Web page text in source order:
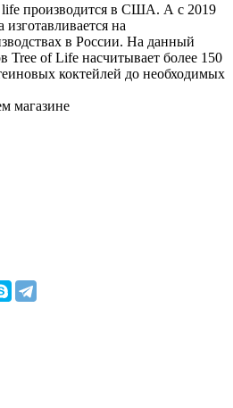
life производится в США. А с 2019
на
в России. На данный
Tree of Life насчитывает более 150
коктейлей до необходимых
магазине